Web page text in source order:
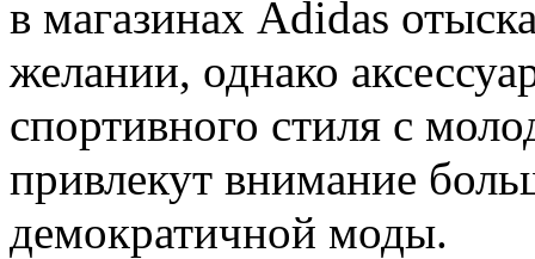
в магазинах Adidas
желании, однако
спортивного стиля с
привлекут внимание
демократичной моды.